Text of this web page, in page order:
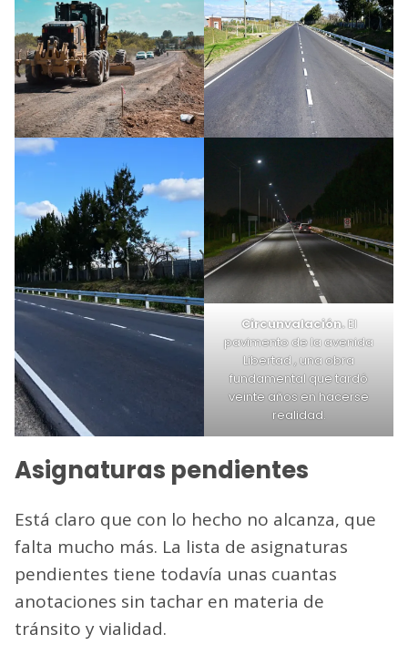
Circunvalación.El
pavimento de la avenida
Libertad , una obra
fundamental que tardó
veinte años en hacerse
realidad.
Asignaturas pendientes
Está claro que con lo hecho no alcanza, que
falta mucho más. La lista de asignaturas
pendientes tiene todavía unas cuantas
anotaciones sin tachar en materia de
tránsito y vialidad.